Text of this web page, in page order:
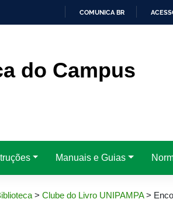
COMUNICA BR
do Campus
Manuais e Guias
> Clube do Livro UNIPAMPA>